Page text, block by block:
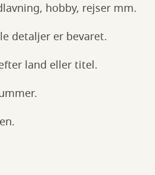
hobby, rejser mm.
detaljer er bevaret.
land eller titel.